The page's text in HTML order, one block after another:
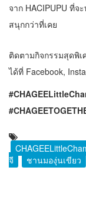
จาก HACIPUPU ที่
สนุกกว่าที่เคย
ติดตามกิจกรรมสุดพิ
ได้ที่ Facebook,
จี
ชานมองุ่นเขียว